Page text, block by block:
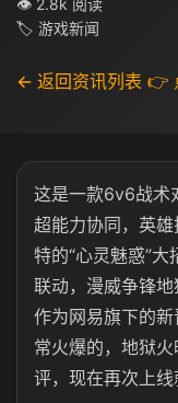
👁 2.8k 阅读
🏷 游戏新闻
← 返回资讯列表 👉
这是一款6v6战术
超能力协同，英
特的“心灵魅惑”
联动，漫威争锋地
作为网易旗下的
常火爆的，地狱
评，现在再次上线